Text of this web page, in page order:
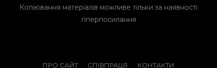
Копіювання матеріалів можливе тільки за наявності
гіперпосилання
ПРО САЙТ СПІВПРАЦЯ КОНТАКТИ